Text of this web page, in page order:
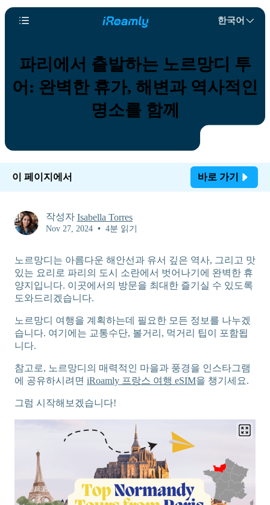
한국어
파리에서 출발하는 노르망디 투
어: 완벽한 휴가, 해변과 역사적인
명소를 함께
이 페이지에서 바로 가기
작성자 Isabella Torres
Nov 27, 2024 • 4분 읽기
노르망디는 아름다운 해안선과 유서 깊은 역사, 그리고 맛
있는 요리로 파리의 도시 소란에서 벗어나기에 완벽한 휴
양지입니다. 이곳에서의 방문을 최대한 즐기실 수 있도록
도와드리겠습니다.
노르망디 여행을 계획하는데 필요한 모든 정보를 나누겠
습니다. 여기에는 교통수단, 볼거리, 먹거리 팁이 포함됩
니다.
참고로, 노르망디의 매력적인 마을과 풍경을 인스타그램
에 공유하시려면 iRoamly 프랑스 여행 eSIM을 챙기세요.
그럼 시작해보겠습니다!